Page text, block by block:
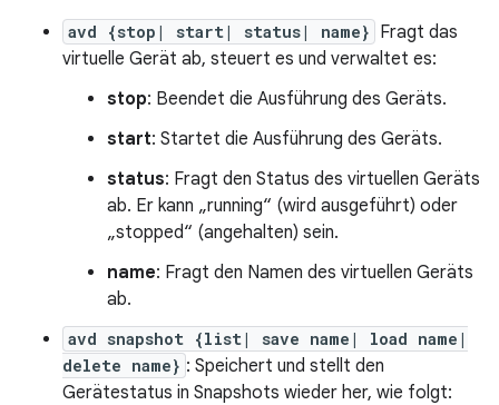
avd {stop| start| status| name} Fragt das
virtuelle Gerät ab, steuert es und verwaltet es:
stop: Beendet die Ausführung des Geräts.
start: Startet die Ausführung des Geräts.
status: Fragt den Status des virtuellen Geräts
ab. Er kann „running“ (wird ausgeführt) oder
„stopped“ (angehalten) sein.
name: Fragt den Namen des virtuellen Geräts
ab.
avd snapshot {list| save name| load name|
delete name} : Speichert und stellt den
Gerätestatus in Snapshots wieder her, wie folgt: